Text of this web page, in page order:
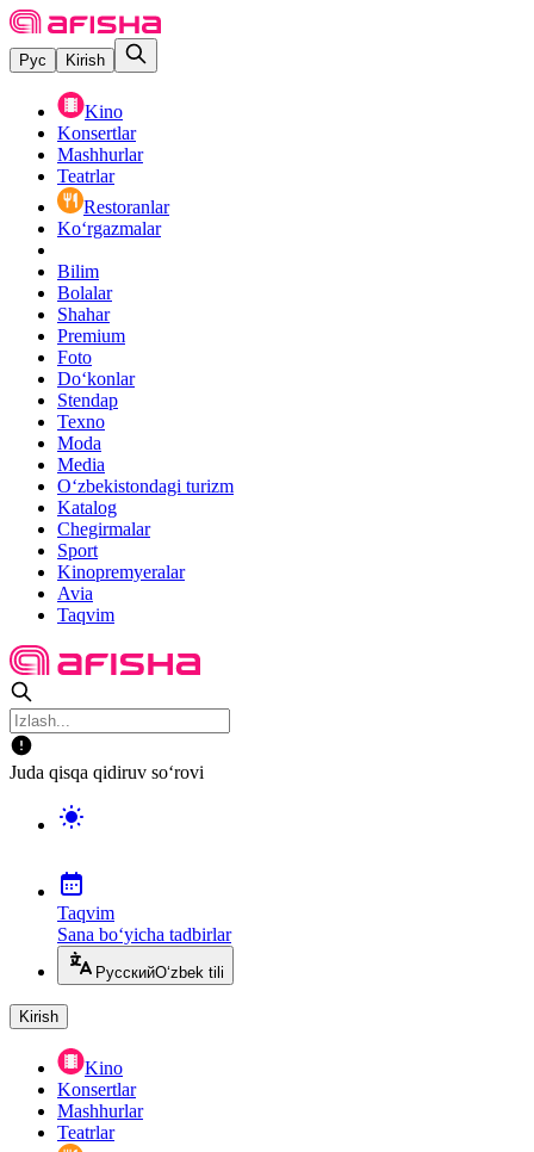
Рус Kirish
Kino
Konsertlar
Mashhurlar
Teatrlar
Restoranlar
Ko‘rgazmalar
Bilim
Bolalar
Shahar
Premium
Foto
Do‘konlar
Stendap
Texno
Moda
Media
O‘zbekistondagi turizm
Katalog
Chegirmalar
Sport
Kinopremyeralar
Avia
Taqvim
Juda qisqa qidiruv so‘rovi
Taqvim
Sana bo‘yicha tadbirlar
РусскийO‘zbek tili
Kirish
Kino
Konsertlar
Mashhurlar
Teatrlar